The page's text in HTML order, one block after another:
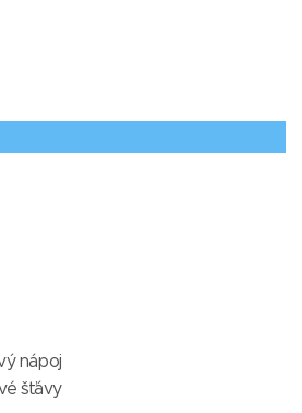
nápoj
šťávy